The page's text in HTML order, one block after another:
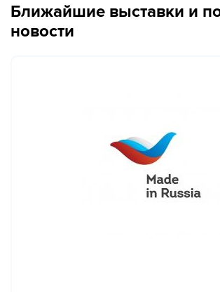
Ближайшие выставки и
новости